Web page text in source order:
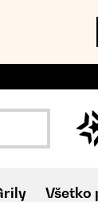
Všetko